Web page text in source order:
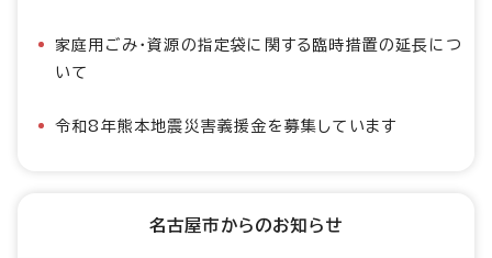
家庭用ごみ・資源の指定袋に関する臨時措置の延長につ
いて
令和8年熊本地震災害義援金を募集しています
名古屋市からのお知らせ